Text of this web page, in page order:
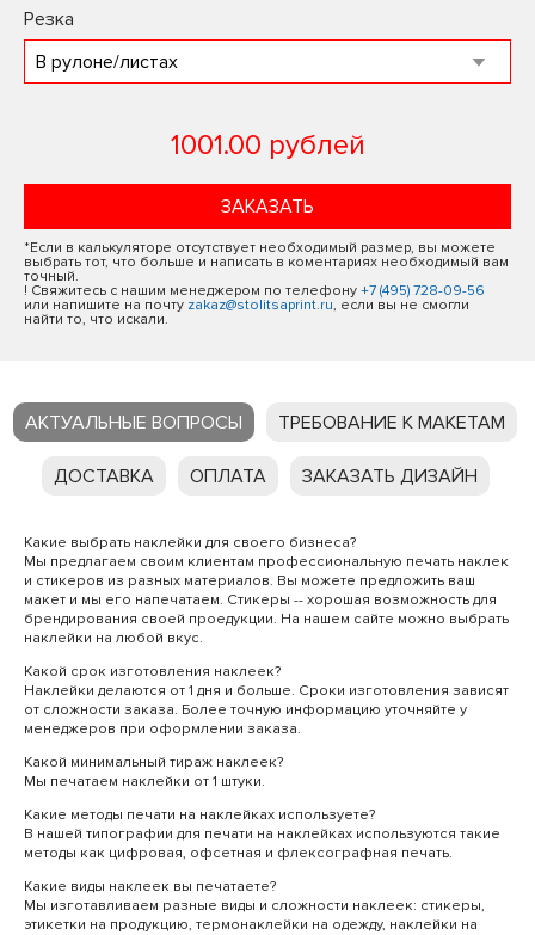
Резка
1001.00 рублей
ЗАКАЗАТЬ
*Если в калькуляторе отсутствует необходимый размер, вы можете
выбрать тот, что больше и написать в коментариях необходимый вам
точный.
! Свяжитесь с нашим менеджером по телефону +7 (495) 728-09-56
или напишите на почту zakaz@stolitsaprint.ru, если вы не смогли
найти то, что искали.
АКТУАЛЬНЫЕ ВОПРОСЫ ТРЕБОВАНИЕ К МАКЕТАМ
ДОСТАВКА ОПЛАТА ЗАКАЗАТЬ ДИЗАЙН
Какие выбрать наклейки для своего бизнеса?
Мы предлагаем своим клиентам профессиональную печать наклек
и стикеров из разных материалов. Вы можете предложить ваш
макет и мы его напечатаем. Стикеры -- хорошая возможность для
брендирования своей проедукции. На нашем сайте можно выбрать
наклейки на любой вкус.
Какой срок изготовления наклеек?
Наклейки делаются от 1 дня и больше. Сроки изготовления зависят
от сложности заказа. Более точную информацию уточняйте у
менеджеров при оформлении заказа.
Какой минимальный тираж наклеек?
Мы печатаем наклейки от 1 штуки.
Какие методы печати на наклейках используете?
В нашей типографии для печати на наклейках используются такие
методы как цифровая, офсетная и флексографная печать.
Какие виды наклеек вы печатаете?
Мы изготавливаем разные виды и сложности наклеек: стикеры,
этикетки на продукцию, термонаклейки на одежду, наклейки на